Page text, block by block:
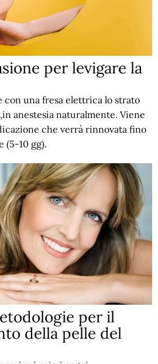
per levigare la
con una fresa elettrica lo strato
anestesia naturalmente. Viene
che verrà rinnovata fino
(5-10 gg).
per il
della pelle del